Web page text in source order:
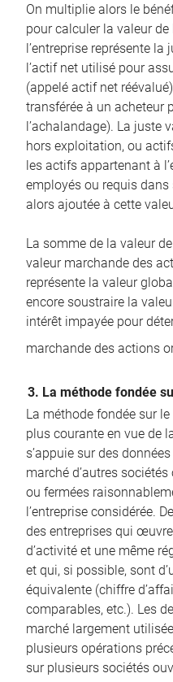
On multiplie alors le
pour calculer la valeur de
l’entreprise représente
l’actif net utilisé pour
(appelé actif net
transférée à un acheteur
l’achalandage). La juste
hors exploitation, ou
les actifs appartenant à
employés ou requis
alors ajoutée à cette
La somme de la valeur
valeur marchande des
représente la valeur
encore soustraire la
intérêt impayée pour
marchande des actions
3. La méthode fondée
La méthode fondée sur
plus courante en vue de
s’appuie sur des
marché d’autres
ou fermées
l’entreprise considérée.
des entreprises qui
d’activité et une même
et qui, si possible, sont
équivalente (chiffre
comparables, etc.). Les
marché largement
plusieurs opérations
sur plusieurs sociétés